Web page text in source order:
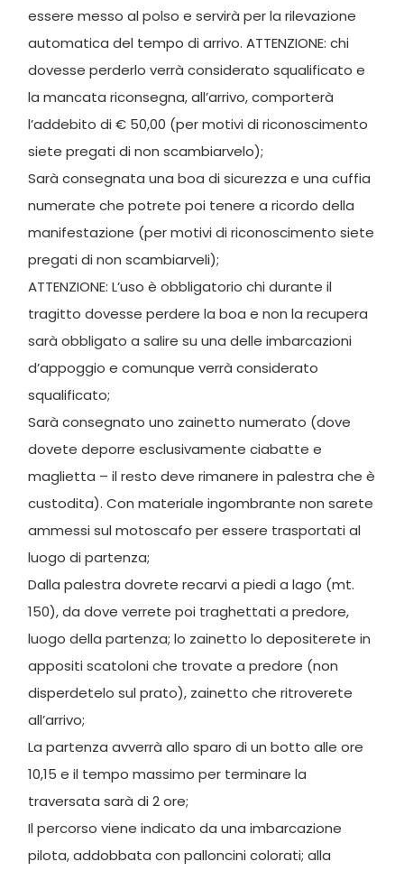
essere messo al polso e servirà per la rilevazione
automatica del tempo di arrivo. ATTENZIONE: chi
dovesse perderlo verrà considerato squalificato e
la mancata riconsegna, all’arrivo, comporterà
l’addebito di € 50,00 (per motivi di riconoscimento
siete pregati di non scambiarvelo);
Sarà consegnata una boa di sicurezza e una cuffia
numerate che potrete poi tenere a ricordo della
manifestazione (per motivi di riconoscimento siete
pregati di non scambiarveli);
ATTENZIONE: L’uso è obbligatorio chi durante il
tragitto dovesse perdere la boa e non la recupera
sarà obbligato a salire su una delle imbarcazioni
d’appoggio e comunque verrà considerato
squalificato;
Sarà consegnato uno zainetto numerato (dove
dovete deporre esclusivamente ciabatte e
maglietta – il resto deve rimanere in palestra che è
custodita). Con materiale ingombrante non sarete
ammessi sul motoscafo per essere trasportati al
luogo di partenza;
Dalla palestra dovrete recarvi a piedi a lago (mt.
150), da dove verrete poi traghettati a predore,
luogo della partenza; lo zainetto lo depositerete in
appositi scatoloni che trovate a predore (non
disperdetelo sul prato), zainetto che ritroverete
all’arrivo;
La partenza avverrà allo sparo di un botto alle ore
10,15 e il tempo massimo per terminare la
traversata sarà di 2 ore;
Il percorso viene indicato da una imbarcazione
pilota, addobbata con palloncini colorati; alla